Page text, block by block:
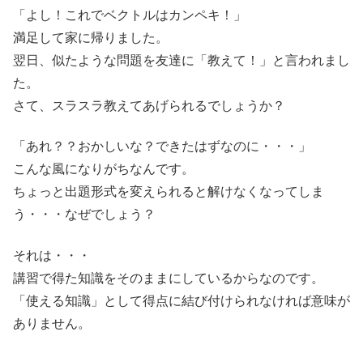
「よし！これでベクトルはカンペキ！」
満足して家に帰りました。
翌日、似たような問題を友達に「教えて！」と言われまし
た。
さて、スラスラ教えてあげられるでしょうか？
「あれ？？おかしいな？できたはずなのに・・・」
こんな風になりがちなんです。
ちょっと出題形式を変えられると解けなくなってしま
う・・・なぜでしょう？
それは・・・
講習で得た知識をそのままにしているからなのです。
「使える知識」として得点に結び付けられなければ意味が
ありません。